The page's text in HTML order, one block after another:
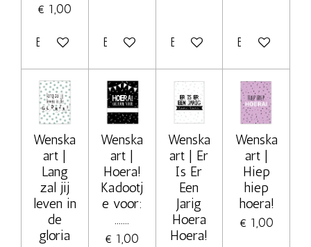
€ 1,00
Bekijk details Bekijk details Bekijk details Bekijk details
Wenska
art |
Lang
zal jij
leven in
de
gloria
Wenska
art |
Hoera!
Kadootj
e voor:
.......
€ 1,00
Wenska
art | Er
Is Er
Een
Jarig
Hoera
Hoera!
Wenska
art |
Hiep
hiep
hoera!
€ 1,00